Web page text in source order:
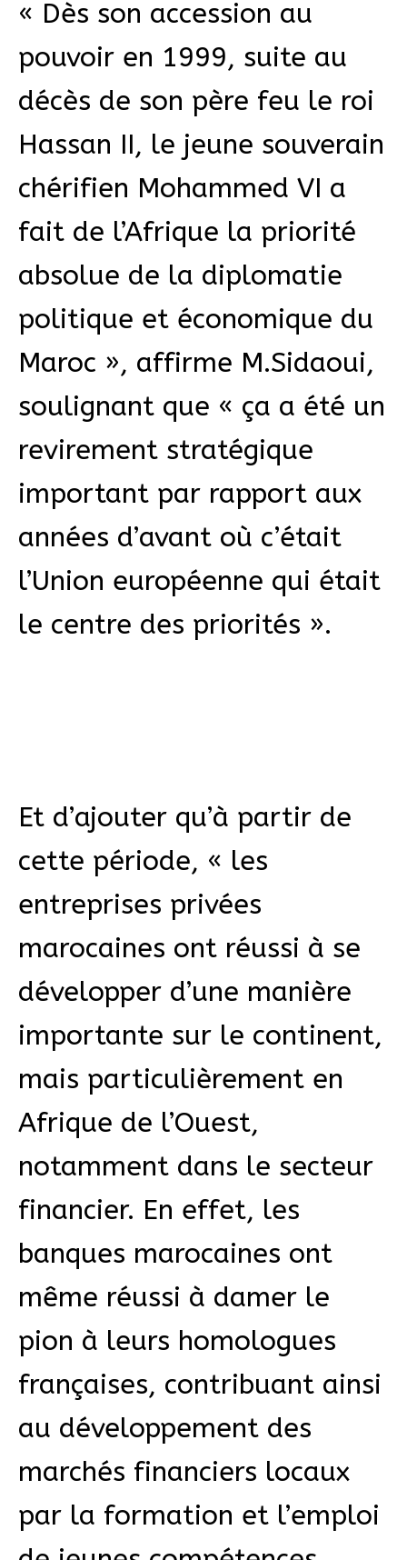
« Dès son accession au
pouvoir en 1999, suite au
décès de son père feu le roi
Hassan II, le jeune souverain
chérifien Mohammed VI a
fait de l’Afrique la priorité
absolue de la diplomatie
politique et économique du
Maroc », affirme M.Sidaoui,
soulignant que « ça a été un
revirement stratégique
important par rapport aux
années d’avant où c’était
l’Union européenne qui était
le centre des priorités ».
Et d’ajouter qu’à partir de
cette période, « les
entreprises privées
marocaines ont réussi à se
développer d’une manière
importante sur le continent,
mais particulièrement en
Afrique de l’Ouest,
notamment dans le secteur
financier. En effet, les
banques marocaines ont
même réussi à damer le
pion à leurs homologues
françaises, contribuant ainsi
au développement des
marchés financiers locaux
par la formation et l’emploi